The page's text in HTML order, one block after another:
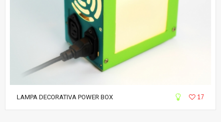
LAMPA DECORATIVA POWER BOX 17